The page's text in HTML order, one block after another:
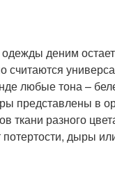
деним
любые тона –
представлены в
ткани разного
дыры